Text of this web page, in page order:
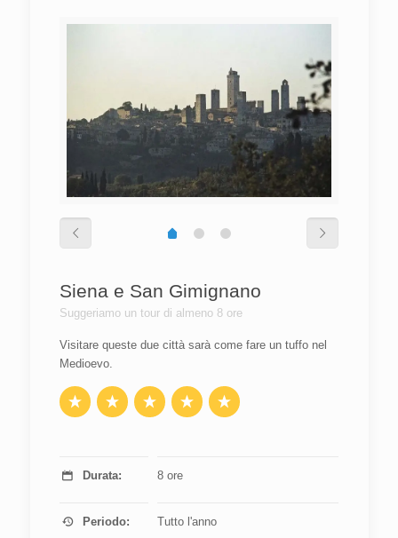
Siena e San Gimignano
Suggeriamo un tour di almeno 8 ore
Visitare queste due città sarà come fare un tuffo nel
Medioevo.
Durata: 8 ore
Periodo: Tutto l'anno